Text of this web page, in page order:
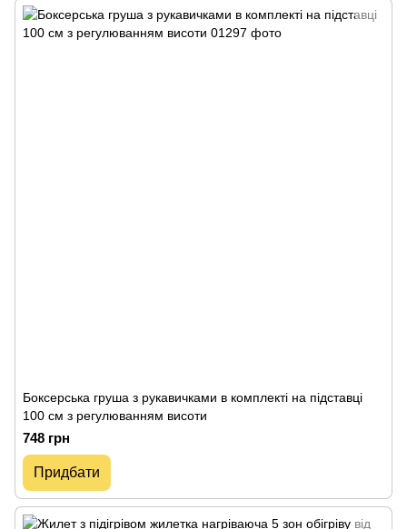
Боксерська груша з рукавичками в комплекті на підставці
100 см з регулюванням висоти
748 грн
Придбати